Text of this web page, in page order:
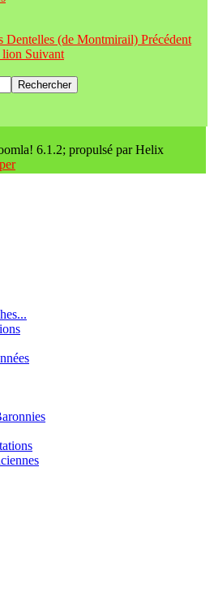
Dentelles (de Montmirail) Précédent
lion Suivant
Rechercher
6.1.2; propulsé par Helix